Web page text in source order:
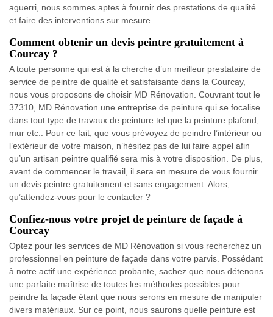
aguerri, nous sommes aptes à fournir des prestations de qualité
et faire des interventions sur mesure.
Comment obtenir un devis peintre gratuitement à
Courcay ?
A toute personne qui est à la cherche d’un meilleur prestataire de
service de peintre de qualité et satisfaisante dans la Courcay,
nous vous proposons de choisir MD Rénovation. Couvrant tout le
37310, MD Rénovation une entreprise de peinture qui se focalise
dans tout type de travaux de peinture tel que la peinture plafond,
mur etc.. Pour ce fait, que vous prévoyez de peindre l’intérieur ou
l’extérieur de votre maison, n’hésitez pas de lui faire appel afin
qu’un artisan peintre qualifié sera mis à votre disposition. De plus,
avant de commencer le travail, il sera en mesure de vous fournir
un devis peintre gratuitement et sans engagement. Alors,
qu’attendez-vous pour le contacter ?
Confiez-nous votre projet de peinture de façade à
Courcay
Optez pour les services de MD Rénovation si vous recherchez un
professionnel en peinture de façade dans votre parvis. Possédant
à notre actif une expérience probante, sachez que nous détenons
une parfaite maîtrise de toutes les méthodes possibles pour
peindre la façade étant que nous serons en mesure de manipuler
divers matériaux. Sur ce point, nous saurons quelle peinture est